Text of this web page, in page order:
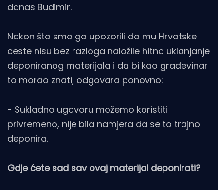
danas Budimir.
Nakon što smo ga upozorili da mu Hrvatske
ceste nisu bez razloga naložile hitno uklanjanje
deponiranog materijala i da bi kao građevinar
to morao znati, odgovara ponovno:
- Sukladno ugovoru možemo koristiti
privremeno, nije bila namjera da se to trajno
deponira.
Gdje ćete sad sav ovaj materijal deponirati?